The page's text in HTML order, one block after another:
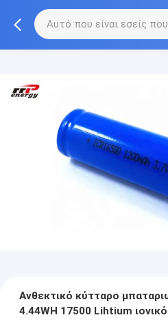
Ανθεκτικό κύτταρο
4.44WH 17500 Lihtium